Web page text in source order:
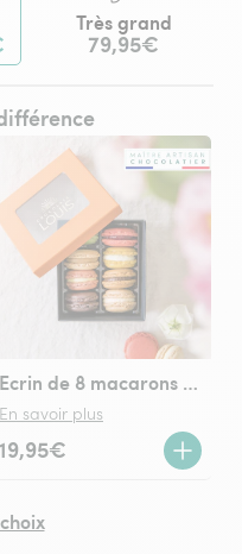
Très grand
79,95€
Ecrin de 8 macarons Chocolats LOUIS
En savoir plus
19,95€